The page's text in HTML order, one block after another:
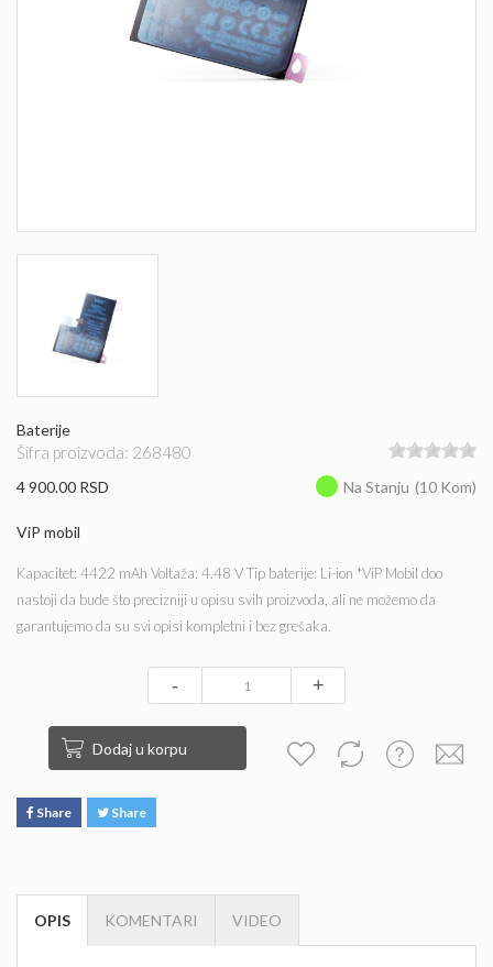
Baterije
Šifra proizvoda: 268480
4 900.00 RSD Na Stanju (10 Kom)
ViP mobil
Kapacitet: 4422 mAh Voltaža: 4.48 V Tip baterije: Li-ion *ViP Mobil doo
nastoji da bude što precizniji u opisu svih proizvoda, ali ne možemo da
garantujemo da su svi opisi kompletni i bez grešaka.
- +
Dodaj u korpu
Share Share
OPIS KOMENTARI VIDEO